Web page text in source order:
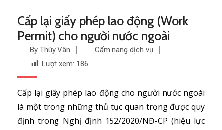
Cấp lại giấy phép lao động (Work
Permit) cho người nước ngoài
By Thùy Vân
Cẩm nang dịch vụ
Lượt xem: 186
Cấp lại giấy phép lao động cho người nước ngoài
là một trong những thủ tục quan trọng được quy
định trong Nghị định 152/2020/NĐ-CP (hiệu lực